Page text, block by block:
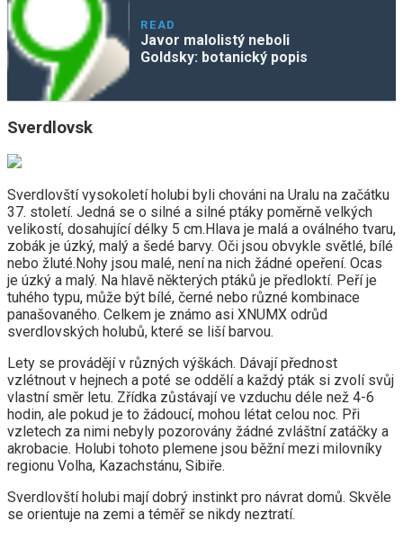
READ
Javor malolistý neboli
Goldsky: botanický popis
Sverdlovsk
Sverdlovští vysokoletí holubi byli chováni na Uralu na začátku
37. století. Jedná se o silné a silné ptáky poměrně velkých
velikostí, dosahující délky 5 cm.Hlava je malá a oválného tvaru,
zobák je úzký, malý a šedé barvy. Oči jsou obvykle světlé, bílé
nebo žluté.Nohy jsou malé, není na nich žádné opeření. Ocas
je úzký a malý. Na hlavě některých ptáků je předloktí. Peří je
tuhého typu, může být bílé, černé nebo různé kombinace
panašovaného. Celkem je známo asi XNUMX odrůd
sverdlovských holubů, které se liší barvou.
Lety se provádějí v různých výškách. Dávají přednost
vzlétnout v hejnech a poté se oddělí a každý pták si zvolí svůj
vlastní směr letu. Zřídka zůstávají ve vzduchu déle než 4-6
hodin, ale pokud je to žádoucí, mohou létat celou noc. Při
vzletech za nimi nebyly pozorovány žádné zvláštní zatáčky a
akrobacie. Holubi tohoto plemene jsou běžní mezi milovníky
regionu Volha, Kazachstánu, Sibiře.
Sverdlovští holubi mají dobrý instinkt pro návrat domů. Skvěle
se orientuje na zemi a téměř se nikdy neztratí.